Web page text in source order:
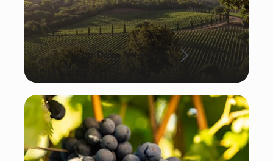
La Dolce Vita: Italien